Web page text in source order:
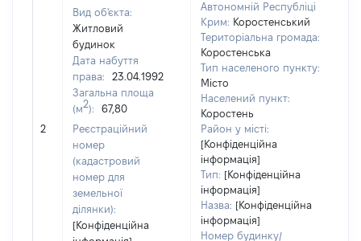
2
Вид об'єкта:
Житловий
будинок
Дата набуття
права:
23.04.1992
Загальна площа
(м2):
67,80
Реєстраційний
номер
(кадастровий
номер для
земельної
ділянки):
[Конфіденційна
Автономній Республіці
Крим: Коростенський
Територіальна громада:
Коростенська
Тип населеного пункту:
Місто
Населений пункт:
Коростень
Район у місті:
[Конфіденційна
інформація]
Тип: [Конфіденційна
інформація]
Назва: [Конфіденційна
інформація]
Номер будинку/